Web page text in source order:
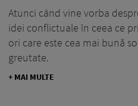
Atunci când vine vorba
idei conflictuale în ceea ce
ori care este cea mai bună
greutate.
+ MAI MULTE